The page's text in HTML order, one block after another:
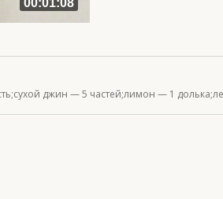
00:01:08
джин — 5 частей;лимон — 1